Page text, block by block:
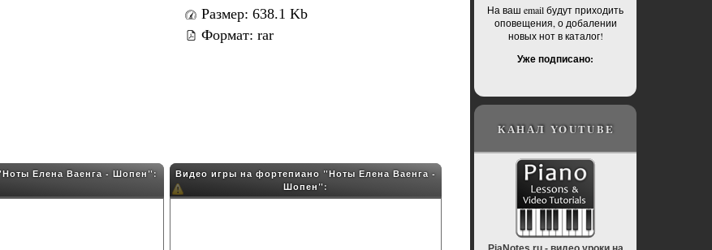
Размер: 638.1 Kb
Формат: rar
Елена Ваенга - Шопен":
Видео игры на фортепиано "Ноты Елена Ваенга -
Шопен":
На ваш email будут приходить
оповещения, о добалении
новых нот в каталог!
Уже подписано:
КАНАЛ YOUTUBE